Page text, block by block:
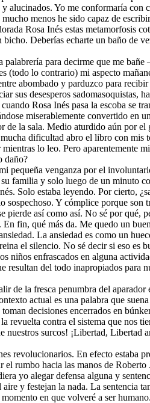
y alucinados. Yo me conformaría
menos he sido capaz de
Rosa Inés estas metamorfosis
bicho. Deberías echarte un baño de
palabrería para decirme que me bañe
(todo lo contrario) mi aspecto
abombado y parduzco para
sus desesperos
Rosa Inés pasa la escoba se
miserablemente convertido en
de la sala. Medio aturdido aún por
dificultad abro el libro con mis
lo leo. Pero aparentemente
daño?
pequeña venganza por el
familia y solo luego de un minuto
Solo estaba leyendo. Por cierto,
Y cómplice porque son
así como así. No sé por qué,
fin, qué más da. Me quedo un
La ansiedad es como un
el silencio. No sé decir si eso es
niños enfrascados en alguna
resultan del todo inapropiados para
de la fresca penumbra del
actual es una palabra que
decisiones encerrados en
revuelta contra el sistema que nos
nuestros surcos! ¡Libertad, Libertad
revolucionarios. En efecto estaba
rumbo hacia las manos de
yo alegar defensa alguna y
y festejan la nada. La sentencia
en que volveré a ser humano.